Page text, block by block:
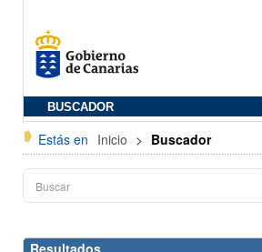
BUSCADOR
Estás en Inicio > Buscador
Resultados